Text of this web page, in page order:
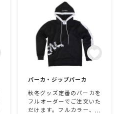
や、総柄・グラデーショ
ン・マーブル調のデザイン
がおすすめ。生地もメッシ
ュタイプ・コットンのよう
な触り心地のタイプなど選
択可能です。
パーカ・ジップパーカ
秋冬グッズ定番のパーカを
フルオーダーでご注文いた
だけます。フルカラー、総